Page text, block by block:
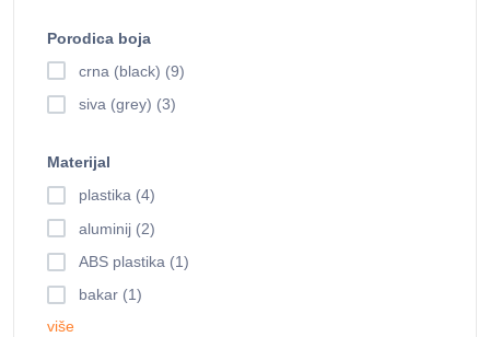
Porodica boja
crna (black) (9)
siva (grey) (3)
Materijal
plastika (4)
aluminij (2)
ABS plastika (1)
bakar (1)
više